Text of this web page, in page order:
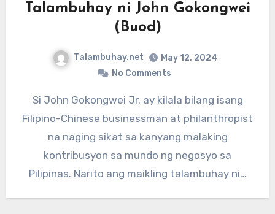
Talambuhay ni John Gokongwei
(Buod)
Talambuhay.net
May 12, 2024
No Comments
Si John Gokongwei Jr. ay kilala bilang isang
Filipino-Chinese businessman at philanthropist
na naging sikat sa kanyang malaking
kontribusyon sa mundo ng negosyo sa
Pilipinas. Narito ang maikling talambuhay ni…